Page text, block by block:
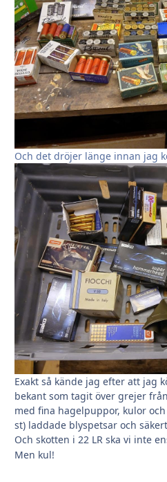
Och det dröjer länge innan jag
Exakt så kände jag efter att jag
bekant som tagit över grejer
med fina hagelpuppor, kulor
st) laddade blyspetsar och
Och skotten i 22 LR ska vi inte
Men kul!